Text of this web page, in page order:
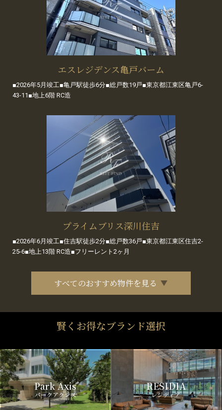
エスレジデンス亀戸バーム
■2026年5月竣工■亀戸駅徒歩6分■総戸数19戸■東京都江東区亀戸6-
43-11■地上6階 RC造
プライムブリス深川住吉
■2026年6月竣工■住吉駅徒歩2分■総戸数36戸■東京都江東区住吉2-
25-6■地上13階 RC造■フリーレント2ヶ月
すべてのおすすめ物件を見る
賢くお得なブランド選択
Park Axis
パークアクシス
RESIDIA
レジディア